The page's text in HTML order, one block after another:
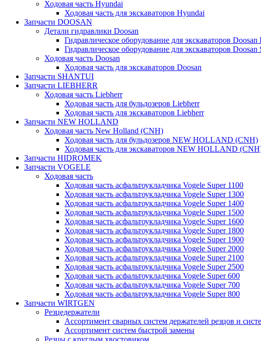
Ходовая часть Hyundai
Ходовая часть для экскаваторов Hyundai
Запчасти DOOSAN
Детали гидравлики Doosan
Гидравлическое оборудование для экскаваторов
Гидравлическое оборудование для экскаваторов
Ходовая часть Doosan
Ходовая часть для экскаваторов Doosan
Запчасти SHANTUI
Запчасти LIEBHERR
Ходовая часть Liebherr
Ходовая часть для бульдозеров Liebherr
Ходовая часть для экскаваторов Liebherr
Запчасти NEW HOLLAND
Ходовая часть New Holland (CNH)
Ходовая часть для бульдозеров NEW HOLLAND (CNH)
Ходовая часть для экскаваторов NEW HOLLAND
Запчасти HIDROMEK
Запчасти VOGELE
Ходовая часть
Ходовая часть асфальтоукладчика Vogele Super 1100
Ходовая часть асфальтоукладчика Vogele Super 1300
Ходовая часть асфальтоукладчика Vogele Super 1400
Ходовая часть асфальтоукладчика Vogele Super 1500
Ходовая часть асфальтоукладчика Vogele Super 1600
Ходовая часть асфальтоукладчика Vogele Super 1800
Ходовая часть асфальтоукладчика Vogele Super 1900
Ходовая часть асфальтоукладчика Vogele Super 2000
Ходовая часть асфальтоукладчика Vogele Super 2100
Ходовая часть асфальтоукладчика Vogele Super 2500
Ходовая часть асфальтоукладчика Vogele Super 600
Ходовая часть асфальтоукладчика Vogele Super 700
Ходовая часть асфальтоукладчика Vogele Super 800
Запчасти WIRTGEN
Резцедержатели
Ассортимент сварных систем держателей резцов и
Ассортимент систем быстрой замены
Резцы с круглым хвостовиком